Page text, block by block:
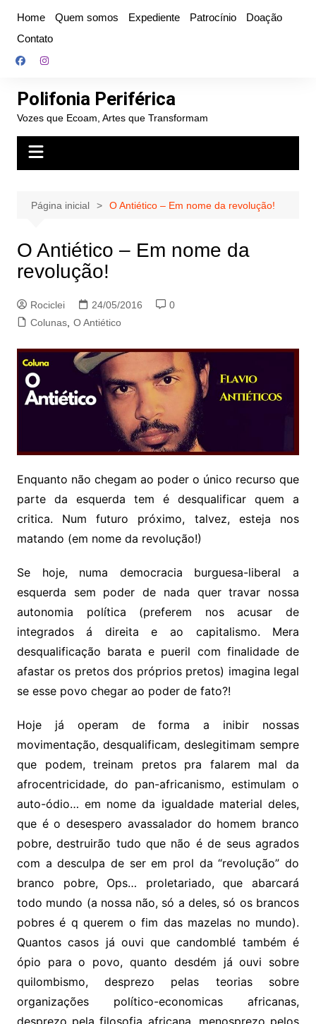
conteúdo
Home Quem somos Expediente Patrocínio
Doação
Contato
Polifonia Periférica
Vozes que Ecoam, Artes que Transformam
Página inicial O Antiético – Em nome da revolução!
O Antiético – Em nome da
revolução!
Rociclei 24/05/2016
0
Colunas, O Antiético
Enquanto não chegam ao poder o único recurso que
parte da esquerda tem é desqualificar quem a
critica. Num futuro próximo, talvez, esteja nos
matando (em nome da revolução!)
Se hoje, numa democracia burguesa-liberal a
esquerda sem poder de nada quer travar nossa
autonomia política (preferem nos acusar de
integrados á direita e ao capitalismo. Mera
desqualificação barata e pueril com finalidade de
afastar os pretos dos próprios pretos) imagina legal
se esse povo chegar ao poder de fato?!
Hoje já operam de forma a inibir nossas
movimentação, desqualificam, deslegitimam sempre
que podem, treinam pretos pra falarem mal da
afrocentricidade, do pan-africanismo, estimulam o
auto-ódio… em nome da igualdade material deles,
que é o desespero avassalador do homem branco
pobre, destruirão tudo que não é de seus agrados
com a desculpa de ser em prol da “revolução” do
branco pobre, Ops… proletariado, que abarcará
todo mundo (a nossa não, só a deles, só os brancos
pobres é q querem o fim das mazelas no mundo).
Quantos casos já ouvi que candomblé também é
ópio para o povo, quanto desdém já ouvi sobre
quilombismo, desprezo pelas teorias sobre
organizações político-economicas africanas,
desprezo pela filosofia africana, menosprezo pelos